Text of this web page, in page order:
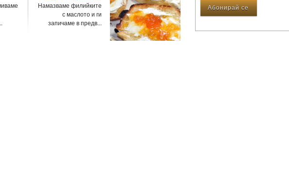
Намазваме филийките
с маслото и ги
запичаме в предв...